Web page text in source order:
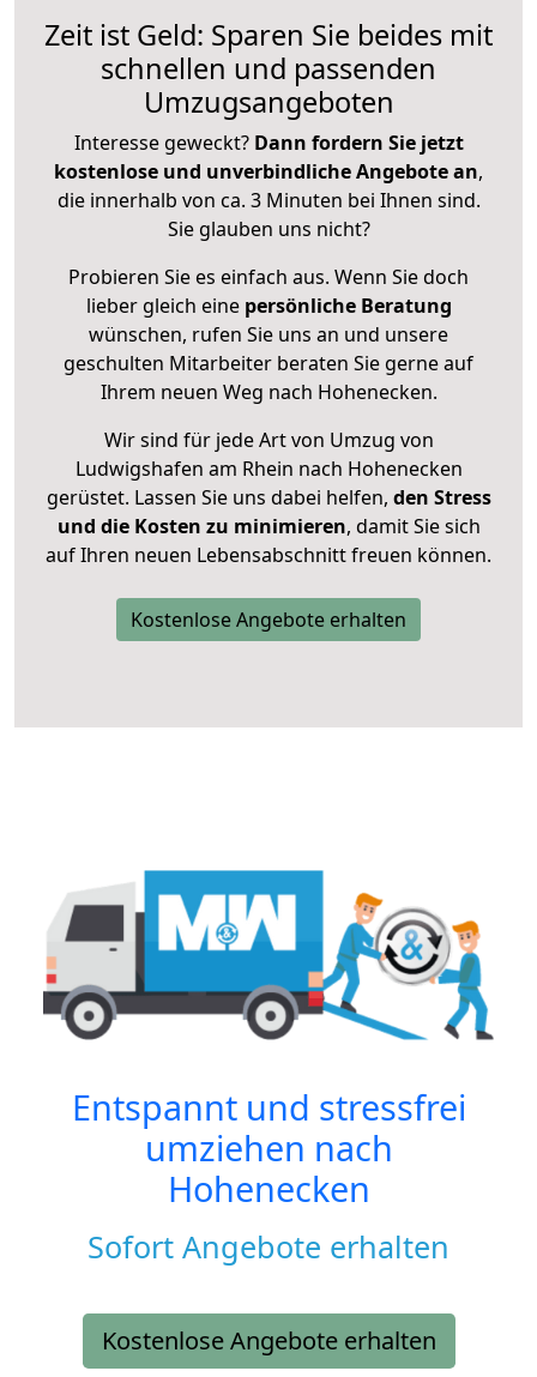
Zeit ist Geld: Sparen Sie beides mit
schnellen und passenden
Umzugsangeboten
Interesse geweckt? Dann fordern Sie jetzt
kostenlose und unverbindliche Angebote an,
die innerhalb von ca. 3 Minuten bei Ihnen sind.
Sie glauben uns nicht?
Probieren Sie es einfach aus. Wenn Sie doch
lieber gleich eine persönliche Beratung
wünschen, rufen Sie uns an und unsere
geschulten Mitarbeiter beraten Sie gerne auf
Ihrem neuen Weg nach Hohenecken.
Wir sind für jede Art von Umzug von
Ludwigshafen am Rhein nach Hohenecken
gerüstet. Lassen Sie uns dabei helfen, den Stress
und die Kosten zu minimieren, damit Sie sich
auf Ihren neuen Lebensabschnitt freuen können.
Kostenlose Angebote erhalten
Entspannt und stressfrei
umziehen nach
Hohenecken
Sofort Angebote erhalten
Kostenlose Angebote erhalten